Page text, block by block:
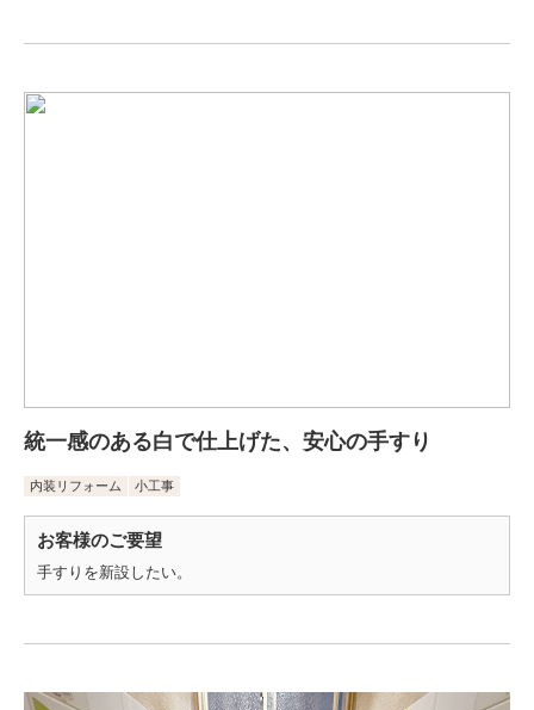
統一感のある白で仕上げた、安心の手すり
内装リフォーム 小工事
お客様のご要望
手すりを新設したい。